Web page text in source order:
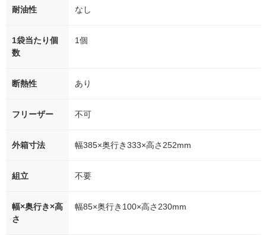
耐油性 なし
1袋当たり個
数
1個
断熱性 あり
フリーザー 不可
外箱寸法 幅385×奥行き333×高さ252mm
組立 不要
幅×奥行き×高
さ
幅85×奥行き100×高さ230mm